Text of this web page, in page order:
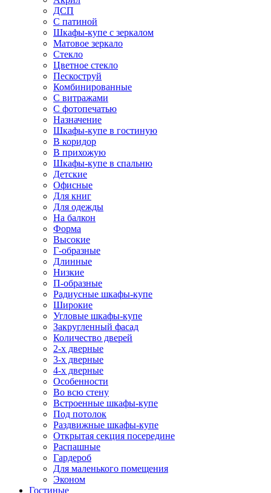
ДСП
С патиной
Шкафы-купе с зеркалом
Матовое зеркало
Стекло
Цветное стекло
Пескоструй
Комбинированные
С витражами
С фотопечатью
Назначение
Шкафы-купе в гостиную
В коридор
В прихожую
Шкафы-купе в спальню
Детские
Офисные
Для книг
Для одежды
На балкон
Форма
Высокие
Г-образные
Длинные
Низкие
П-образные
Радиусные шкафы-купе
Широкие
Угловые шкафы-купе
Закругленный фасад
Количество дверей
2-х дверные
3-х дверные
4-х дверные
Особенности
Во всю стену
Встроенные шкафы-купе
Под потолок
Раздвижные шкафы-купе
Открытая секция посередине
Распашные
Гардероб
Для маленького помещения
Эконом
Гостиные